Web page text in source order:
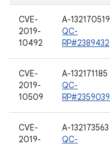
CVE-
2019-
10492
A-132170519
QC-
RP#2389432
CVE-
2019-
10509
A-132171185
QC-
RP#2359039
CVE-
2019-
A-132173563
QC-